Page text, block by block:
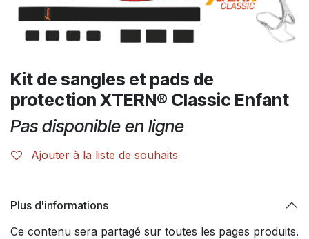
Kit de sangles et pads de
protection XTERN® Classic Enfant
Pas disponible en ligne
Ajouter à la liste de souhaits
Plus d'informations
Ce contenu sera partagé sur toutes les pages produits.